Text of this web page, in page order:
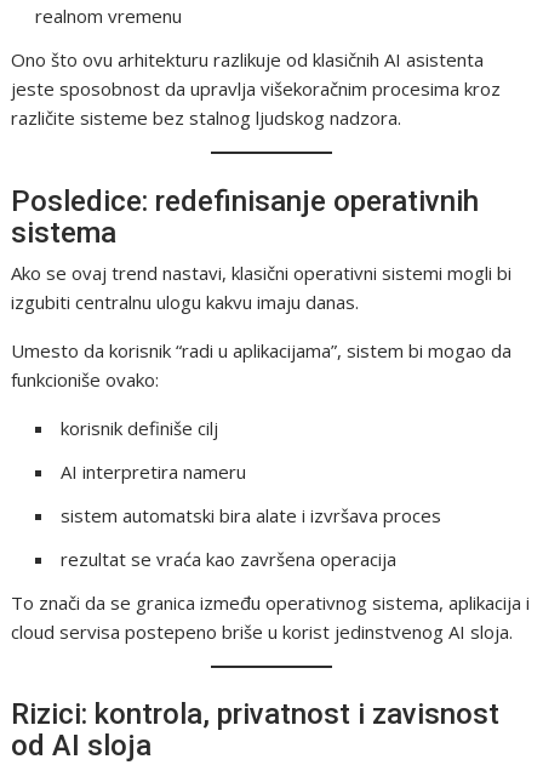
realnom vremenu
Ono što ovu arhitekturu razlikuje od klasičnih AI asistenta
jeste sposobnost da upravlja višekoračnim procesima kroz
različite sisteme bez stalnog ljudskog nadzora.
Posledice: redefinisanje operativnih
sistema
Ako se ovaj trend nastavi, klasični operativni sistemi mogli bi
izgubiti centralnu ulogu kakvu imaju danas.
Umesto da korisnik “radi u aplikacijama”, sistem bi mogao da
funkcioniše ovako:
korisnik definiše cilj
AI interpretira nameru
sistem automatski bira alate i izvršava proces
rezultat se vraća kao završena operacija
To znači da se granica između operativnog sistema, aplikacija i
cloud servisa postepeno briše u korist jedinstvenog AI sloja.
Rizici: kontrola, privatnost i zavisnost
od AI sloja